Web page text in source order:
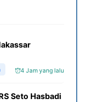
4 Jam yang lalu
Seto Hasbadi